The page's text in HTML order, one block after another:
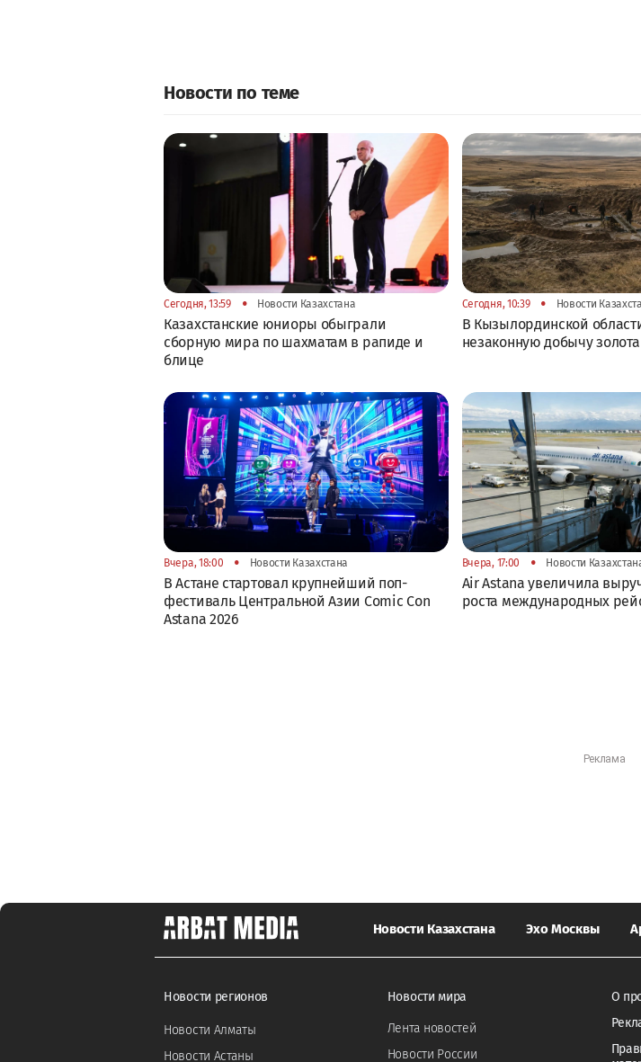
Новости по теме
Сегодня, 13:59 • Новости Казахстана
Казахстанские юниоры обыграли
сборную мира по шахматам в рапиде и
блице
Сегодня, 10:39 • Новости
В Кызылординской
незаконную добычу золота
Вчера, 18:00 • Новости Казахстана
В Астане стартовал крупнейший поп-
фестиваль Центральной Азии Comic Con
Astana 2026
Вчера, 17:00 • Новости
Air Astana увеличила
роста международных
Новости Казахстана Эхо Москвы
Новости регионов
Новости Алматы
Новости Астаны
Новости мира
Лента новостей
Новости России
О